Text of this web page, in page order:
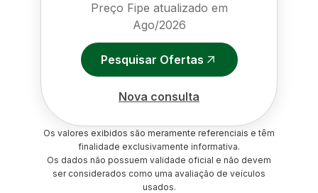
Preço Fipe atualizado em
Ago/2026
Pesquisar Ofertas
Nova consulta
Os valores exibidos são meramente referenciais e têm
finalidade exclusivamente informativa.
Os dados não possuem validade oficial e não devem
ser considerados como uma avaliação de veículos
usados.